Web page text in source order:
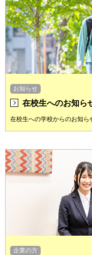
お知らせ
在校生へのお知ら
在校生への学校からのお知ら
企業の方